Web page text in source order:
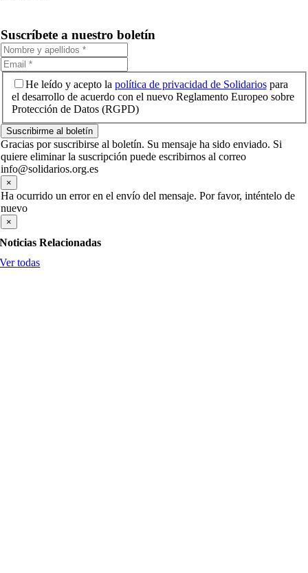
Suscríbete a nuestro boletín
He leído y acepto la política de privacidad de Solidariospara
el desarrollo de acuerdo con el nuevo Reglamento Europeo sobre
Protección de Datos (RGPD)
Suscribirme al boletín
Gracias por suscribirse al boletín. Su mensaje ha sido enviado. Si
quiere eliminar la suscripción puede escribirnos al correo
info@solidarios.org.es
×
Ha ocurrido un error en el envío del mensaje. Por favor, inténtelo de
nuevo
×
Noticias Relacionadas
Ver todas